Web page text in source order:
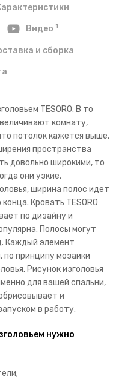
Видео 1
и сборка
TESORO. В то
комнату,
потолок кажется выше.
пространства
довольно широкими, то
они узкие.
ширина полос идет
Кровать TESORO
по дизайну и
Полосы могут
Каждый элемент
по принципу мозаики
Рисунок изголовья
для вашей спальни,
и
в работу.
нужно